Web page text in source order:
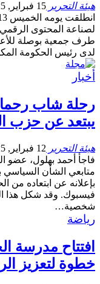
هيئة التحرير 15 فبراير, 2025
لصناعة المحتوى
طرف جمعية بوصلة
لدى رئيس الحكومة
أخبار
رحلة شاب
يبتعد عن حزب
هيئة التحرير 12 فبراير, 2025
فاجأ أحمد بهلول، عضو
بإعلانه عن ابتعاده
فيسبوك. وقد شكل هذا
شخصية…
رياضة
افتتاح مدرسة
خطوة لتعزيز